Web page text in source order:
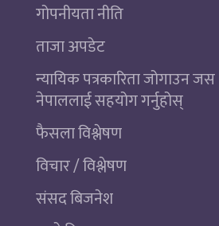
गोपनीयता नीति
ताजा अपडेट
न्यायिक पत्रकारिता जोगाउन जस
नेपाललाई सहयोग गर्नुहोस्
फैसला विश्लेषण
विचार / विश्लेषण
संसद बिजनेश